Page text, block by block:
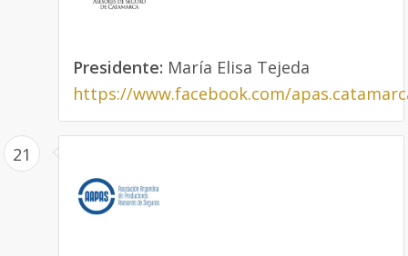
Presidente: María Elisa Tejeda
https://www.facebook.com/
21